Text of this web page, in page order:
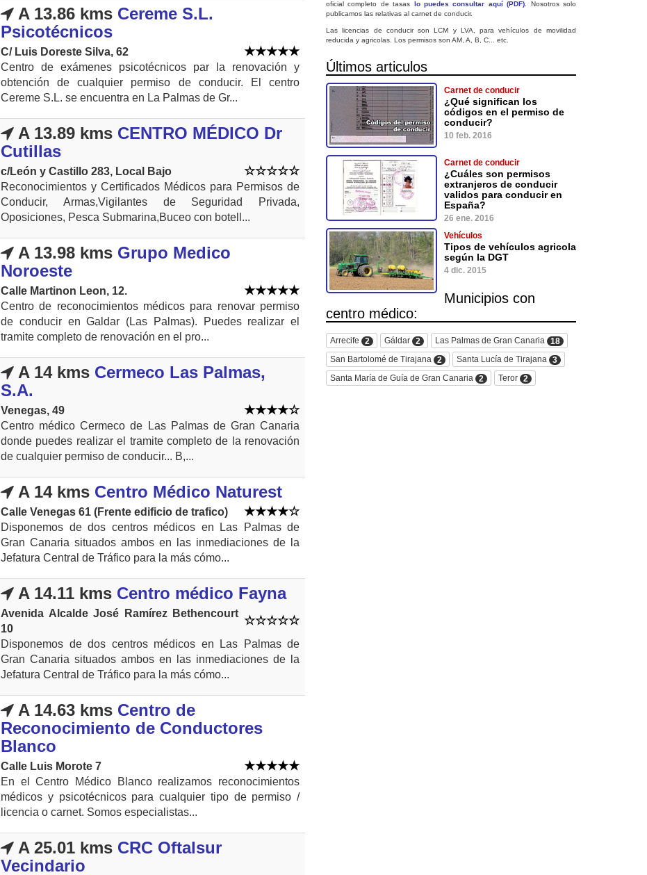
A 13.86 kms Cereme S.L.
Psicotécnicos
C/ Luis Doreste Silva, 62
Centro de exámenes psicotécnicos par la renovación y
obtención de cualquier permiso de conducir. El centro
Cereme S.L. se encuentra en La Palmas de Gr...
A 13.89 kms CENTRO MÉDICO Dr
Cutillas
c/León y Castillo 283, Local Bajo
Reconocimientos y Certificados Médicos para Permisos de
Conducir, Armas,Vigilantes de Seguridad Privada,
Oposiciones, Pesca Submarina,Buceo con botell...
A 13.98 kms Grupo Medico
Noroeste
Calle Martinon Leon, 12.
Centro de reconocimientos médicos para renovar permiso
de conducir en Galdar (Las Palmas). Puedes realizar el
tramite completo de renovación en el pro...
A 14 kms Cermeco Las Palmas,
S.A.
Venegas, 49
Centro médico Cermeco de Las Palmas de Gran Canaria
donde puedes realizar el tramite completo de la renovación
de cualquier permiso de conducir... B,...
A 14 kms Centro Médico Naturest
Calle Venegas 61 (Frente edificio de trafico)
Disponemos de dos centros médicos en Las Palmas de
Gran Canaria situados ambos en las inmediaciones de la
Jefatura Central de Tráfico para la más cómo...
A 14.11 kms Centro médico Fayna
Avenida Alcalde José Ramírez Bethencourt
10
Disponemos de dos centros médicos en Las Palmas de
Gran Canaria situados ambos en las inmediaciones de la
Jefatura Central de Tráfico para la más cómo...
A 14.63 kms Centro de
Reconocimiento de Conductores
Blanco
Calle Luis Morote 7
En el Centro Médico Blanco realizamos reconocimientos
médicos y psicotécnicos para cualquier tipo de permiso /
licencia o carnet. Somos especialistas...
A 25.01 kms CRC Oftalsur
Vecindario
oficial completo de tasas lo puedes consultar aquí (PDF) . Nosotros solo
publicamos las relativas al carnet de conducir.
Las licencias de conducir son LCM y LVA, para vehículos de movilidad
reducida y agricolas. Los permisos son AM, A, B, C... etc.
Últimos articulos
Carnet de conducir
¿Qué significan los
códigos en el permiso de
conducir?
10 feb. 2016
Carnet de conducir
¿Cuáles son permisos
extranjeros de conducir
validos para conducir en
España?
26 ene. 2016
Vehículos
Tipos de vehículos agricola
según la DGT
4 dic. 2015
Municipios con
centro médico:
Arrecife 2 Gáldar 2 Las Palmas de Gran Canaria
18
San Bartolomé de Tirajana
2 Santa Lucía de Tirajana
3
Santa María de Guía de Gran Canaria
2 Teror 2